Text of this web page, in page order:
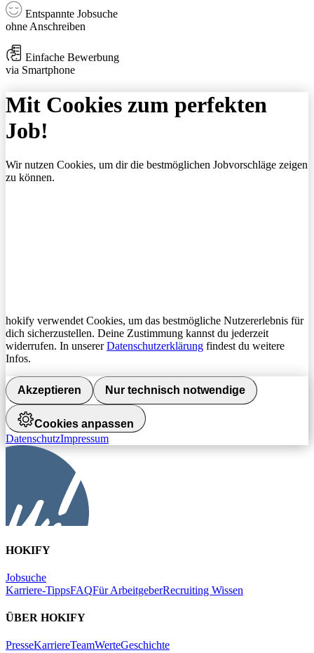
Entspannte Jobsuche
ohne Anschreiben
Einfache Bewerbung
via Smartphone
Mit Cookies zum perfekten
Job!
Wir nutzen Cookies, um dir die bestmöglichen Jobvorschläge zeigen
zu können.
hokify verwendet Cookies, um das bestmögliche Nutzererlebnis für
dich sicherzustellen. Deine Zustimmung kannst du jederzeit
widerrufen. In unsererDatenschutzerklärung findest du weitere
Infos.
Akzeptieren Nur technisch notwendige
Cookies anpassen
DatenschutzImpressum
HOKIFY
Jobsuche
Karriere-TippsFAQFür ArbeitgeberRecruiting Wissen
ÜBER HOKIFY
PresseKarriereTeamWerteGeschichte